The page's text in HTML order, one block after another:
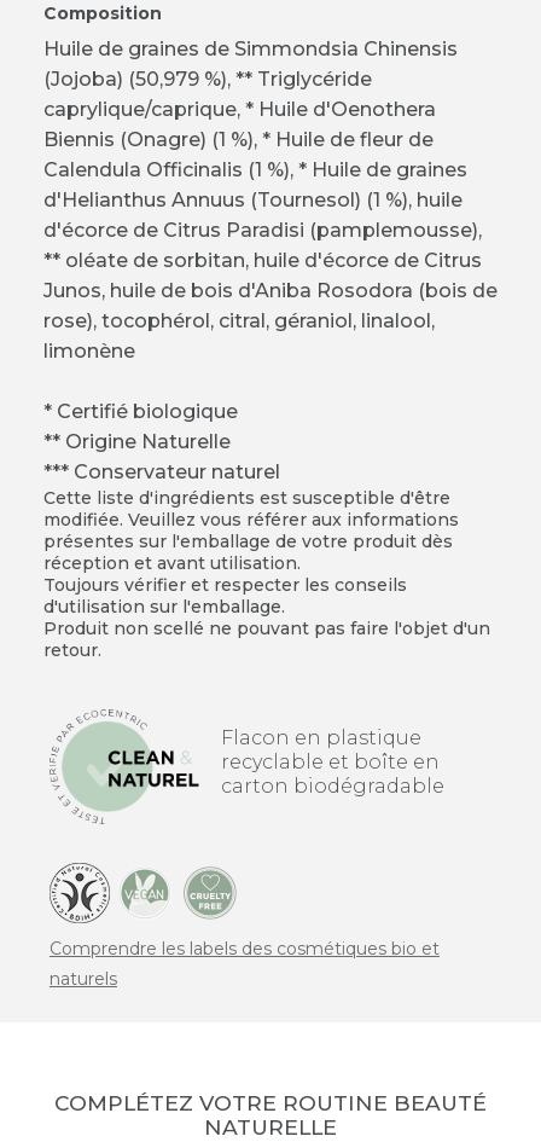
Composition
Huile de graines de Simmondsia Chinensis
(Jojoba) (50,979 %), ** Triglycéride
caprylique/caprique, * Huile d'Oenothera
Biennis (Onagre) (1 %), * Huile de fleur de
Calendula Officinalis (1 %), * Huile de graines
d'Helianthus Annuus (Tournesol) (1 %), huile
d'écorce de Citrus Paradisi (pamplemousse),
** oléate de sorbitan, huile d'écorce de Citrus
Junos, huile de bois d'Aniba Rosodora (bois de
rose), tocophérol, citral, géraniol, linalool,
limonène
* Certifié biologique
** Origine Naturelle
*** Conservateur naturel
Cette liste d'ingrédients est susceptible d'être
modifiée. Veuillez vous référer aux informations
présentes sur l'emballage de votre produit dès
réception et avant utilisation.
Toujours vérifier et respecter les conseils
d'utilisation sur l'emballage.
Produit non scellé ne pouvant pas faire l'objet d'un
retour.
Flacon en plastique
recyclable et boîte en
carton biodégradable
Comprendre les labels des cosmétiques bio et
naturels
COMPLÉTEZ VOTRE ROUTINE BEAUTÉ
NATURELLE